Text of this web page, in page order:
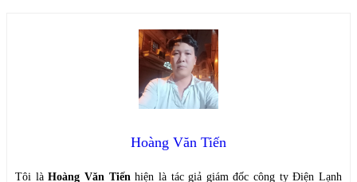
Hoàng Văn Tiến
Tôi làHoàng Văn Tiến hiện là tác giả giám đốc công ty Điện Lạnh